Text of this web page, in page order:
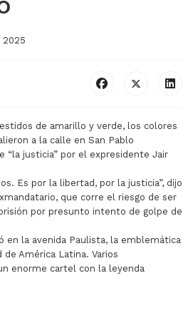
2025
de amarillo y verde, los colores
a la calle en San Pablo
“la justicia” por el expresidente Jair
Es por la libertad, por la justicia”, dijo
que corre el riesgo de ser
por presunto intento de golpe de
en la avenida Paulista, la emblemática
América Latina. Varios
enorme cartel con la leyenda